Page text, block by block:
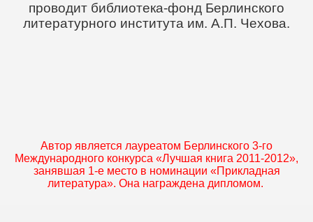
проводит библиотека-фонд Берлинского
литературного института им. А.П. Чехова.
Автор является лауреатом Берлинского 3-го
Международного конкурса «Лучшая книга 2011-2012»,
занявшая 1-е место в номинации «Прикладная
литература». Она награждена дипломом.